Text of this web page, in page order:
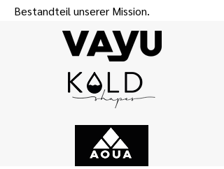
Bestandteil unserer Mission.